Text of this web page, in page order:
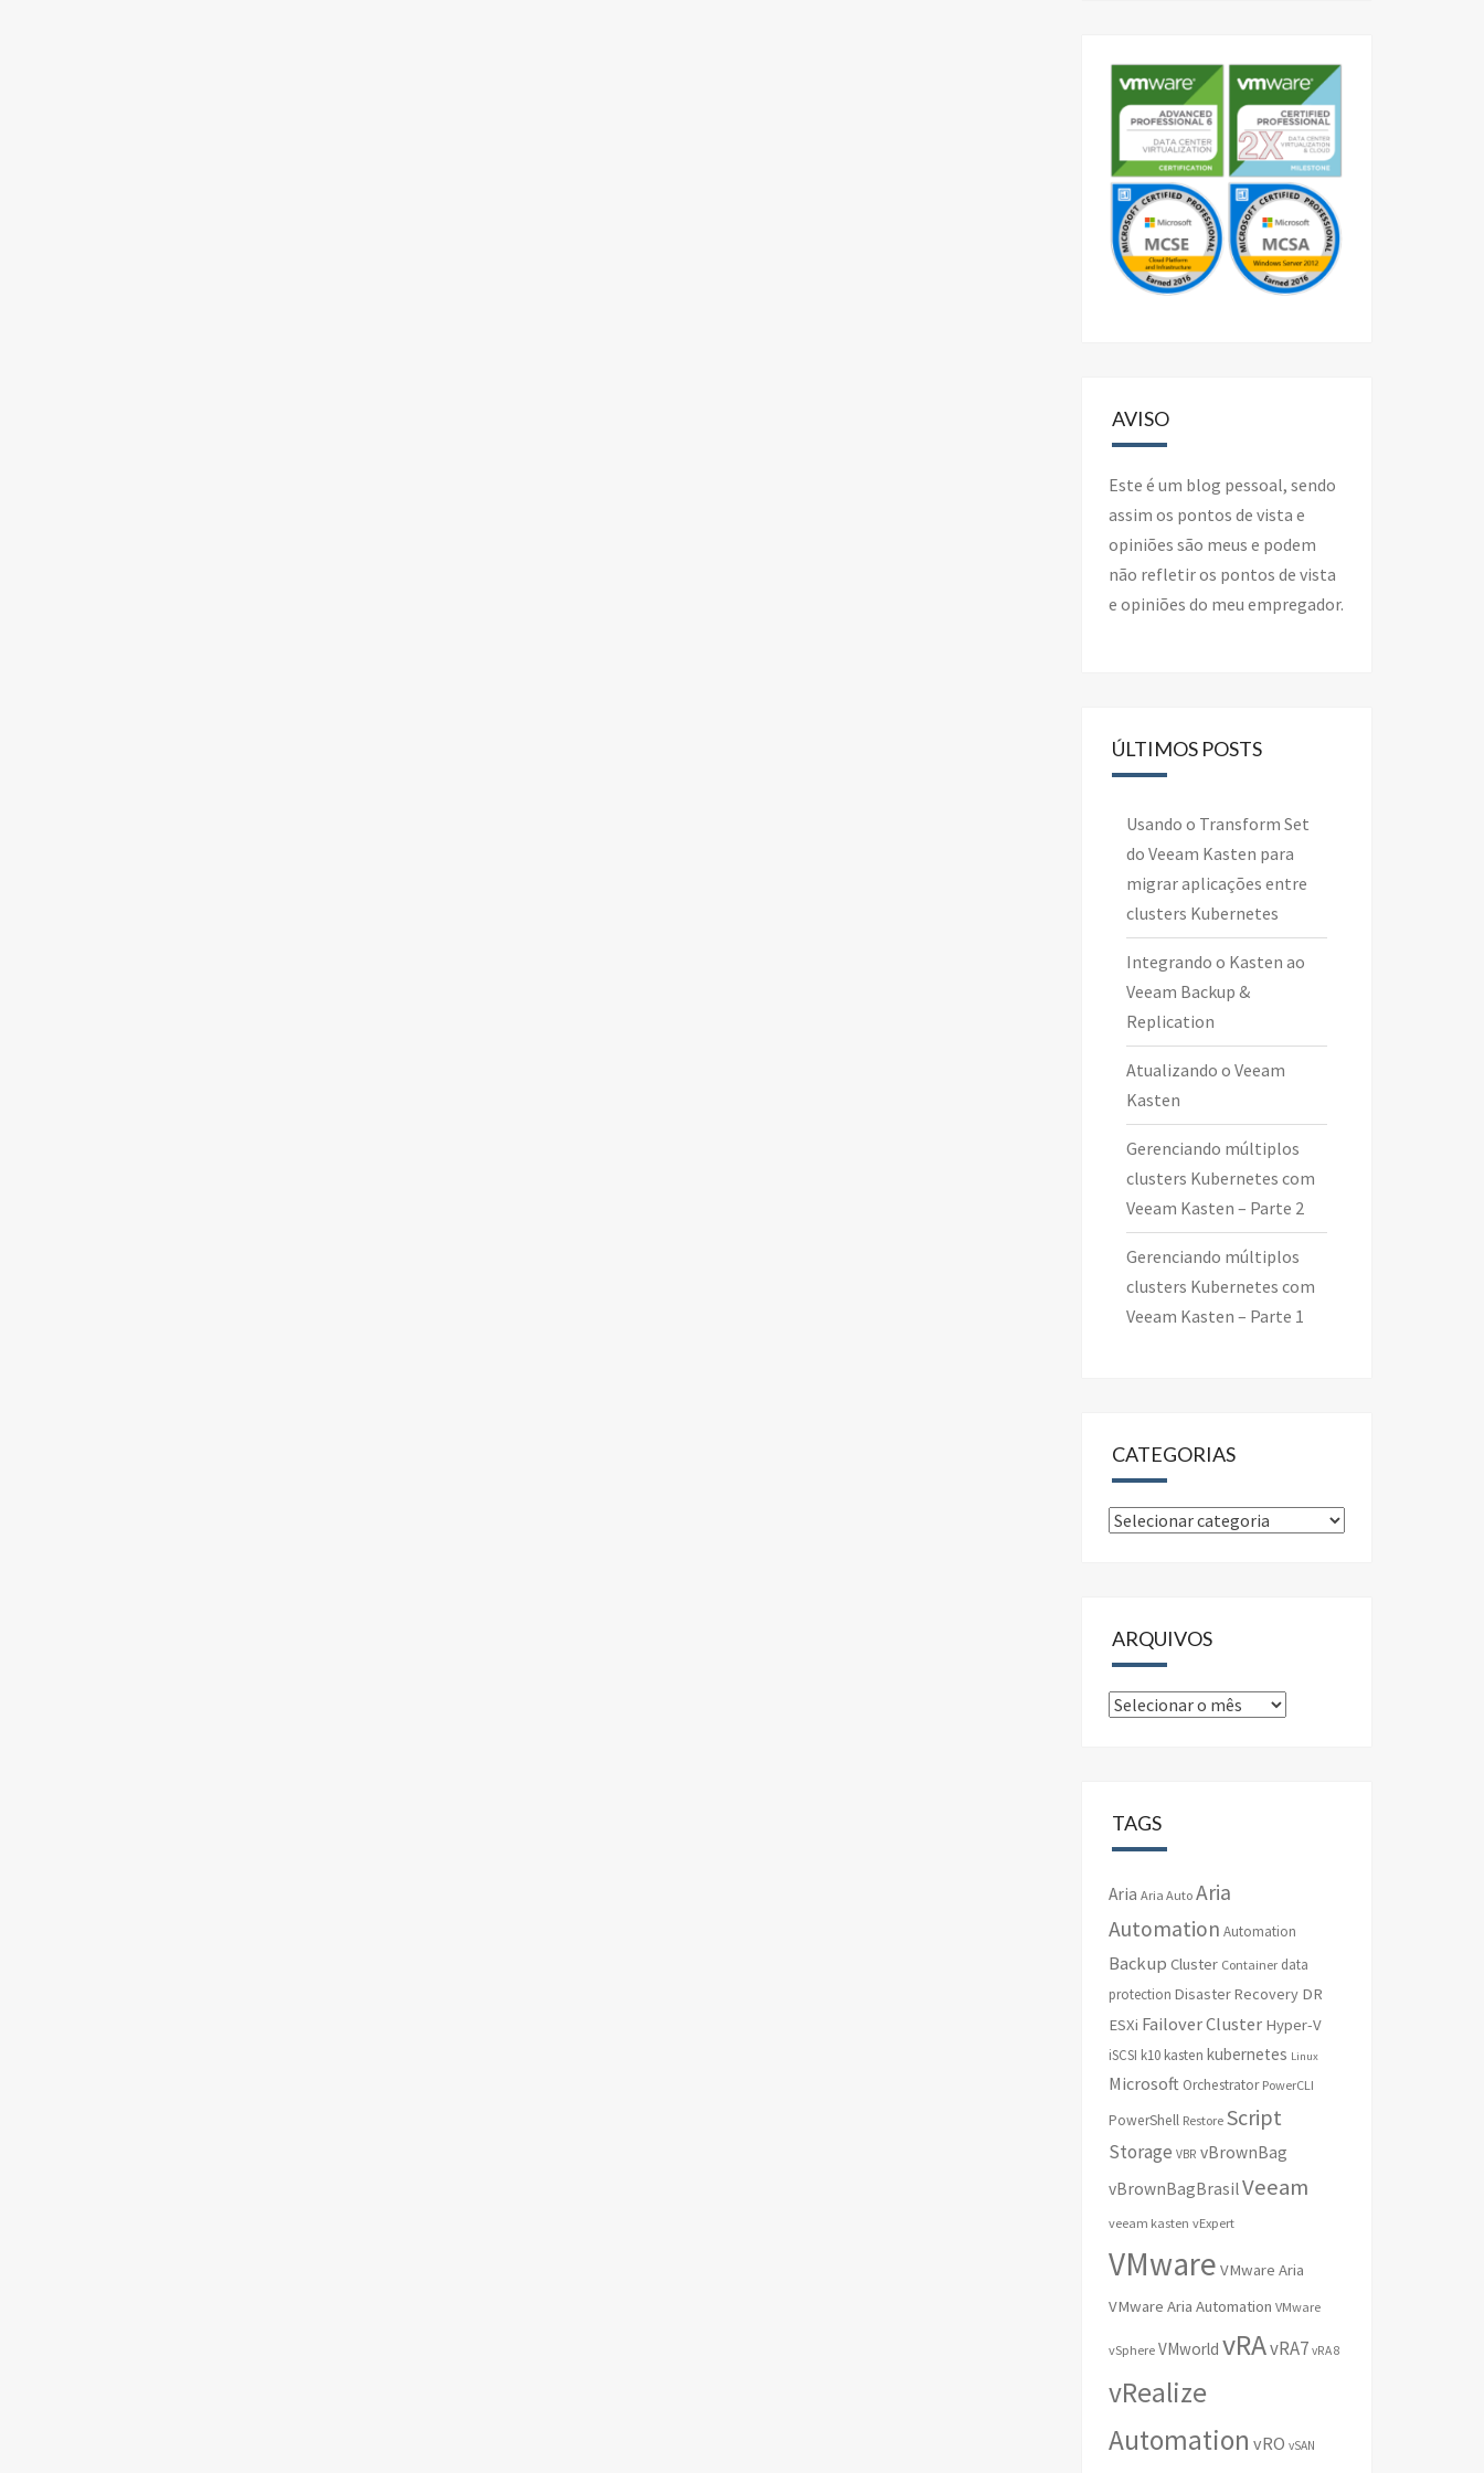
AVISO
Este é um blog pessoal, sendo
assim os pontos de vista e
opiniões são meus e podem
não refletir os pontos de vista
e opiniões do meu empregador.
ÚLTIMOS POSTS
Usando o Transform Set
do Veeam Kasten para
migrar aplicações entre
clusters Kubernetes
Integrando o Kasten ao
Veeam Backup &
Replication
Atualizando o Veeam
Kasten
Gerenciando múltiplos
clusters Kubernetes com
Veeam Kasten – Parte 2
Gerenciando múltiplos
clusters Kubernetes com
Veeam Kasten – Parte 1
CATEGORIAS
Categorias
ARQUIVOS
Arquivos
TAGS
Aria Aria Auto Aria
Automation Automation
Backup Cluster Container data
protection Disaster Recovery DR
ESXi Failover Cluster Hyper-V
iSCSI k10 kasten kubernetes Linux
Microsoft Orchestrator PowerCLI
PowerShell Restore Script
Storage VBR vBrownBag
vBrownBagBrasilVeeam
veeam kasten vExpert
VMware VMware Aria
VMware Aria Automation VMware
vSphere VMworld vRAvRA7 vRA 8
vRealize
Automation vRO vSAN